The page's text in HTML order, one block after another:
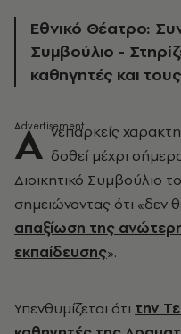
Εθνικό Θέατρο:
Συμβούλιο -
καθηγητές και
Α νεπαρκείς
δοθεί μέχρι
Διοικητικό Συμβούλιο
σημειώνοντας ότι «δεν
απαξίωση της
εκπαίδευσης».
Υπενθυμίζεται ότι την